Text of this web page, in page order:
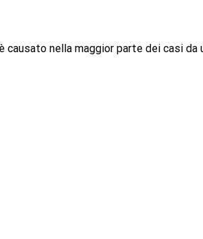
causato nella maggior parte dei casi da